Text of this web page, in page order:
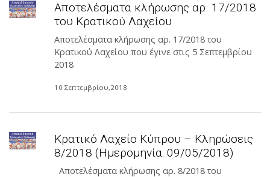
Αποτελέσματα κλήρωσης αρ. 17/2018
του Κρατικού Λαχείου
Αποτελέσματα κλήρωσης αρ. 17/2018 του
Κρατικού Λαχείου που έγινε στις 5 Σεπτεμβρίου
2018
10 Σεπτεμβρίου,2018
Κρατικό Λαχείο Κύπρου – Κληρώσεις
8/2018 (Ημερομηνία: 09/05/2018)
Αποτελέσματα κλήρωσης αρ. 8/2018 του